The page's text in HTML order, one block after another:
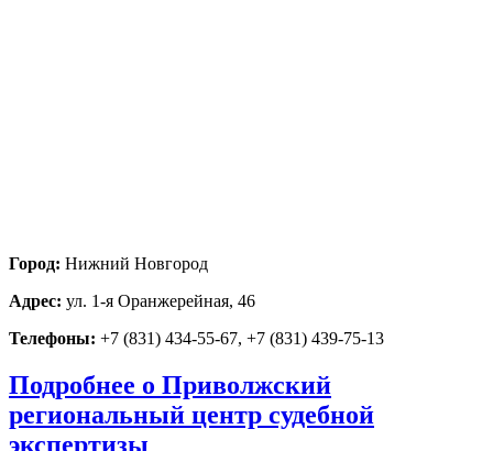
Город: Нижний Новгород
Адрес: ул. 1-я Оранжерейная, 46
Телефоны: +7 (831) 434-55-67, +7 (831) 439-75-13
Подробнее о Приволжский
региональный центр судебной
экспертизы